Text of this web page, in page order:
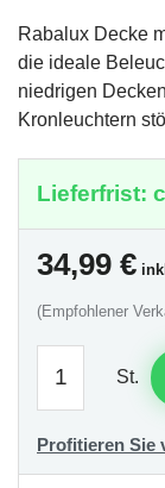
Rabalux Decke
die ideale
niedrigen
Kronleuchtern
Lieferfrist:
34,99 €
(Empfohlener
St.
Profitieren Sie